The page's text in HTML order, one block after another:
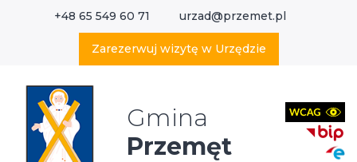
+48 65 549 60 71 urzad@przemet.pl
Zarezerwuj wizytę w Urzędzie
Gmina
Przemęt
Wyszukaj w serwisie